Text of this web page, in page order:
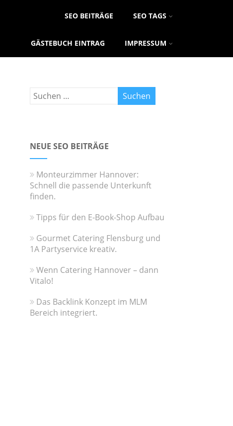
SEO BEITRÄGE SEO TAGS
GÄSTEBUCH EINTRAG IMPRESSUM
NEUE SEO BEITRÄGE
Monteurzimmer Hannover:
Schnell die passende Unterkunft
finden.
Tipps für den E-Book-Shop Aufbau
Gourmet Catering Flensburg und
1A Partyservice kreativ.
Wenn Catering Hannover – dann
Vitalo!
Das Backlink Konzept im MLM
Bereich integriert.